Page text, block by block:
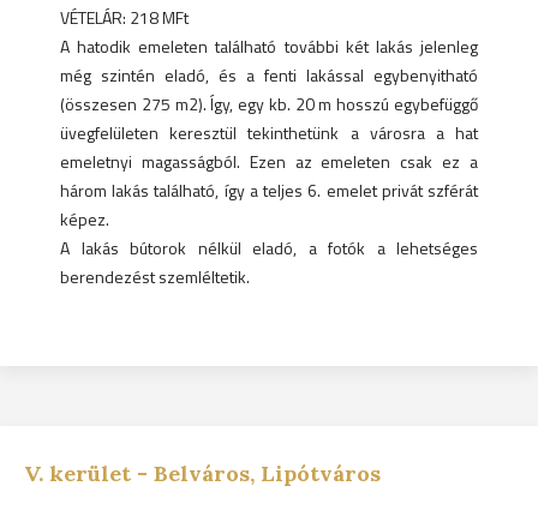
VÉTELÁR: 218 MFt
A hatodik emeleten található további két lakás jelenleg
még szintén eladó, és a fenti lakással egybenyitható
(összesen 275 m2). Így, egy kb. 20 m hosszú egybefüggő
üvegfelületen keresztül tekinthetünk a városra a hat
emeletnyi magasságból. Ezen az emeleten csak ez a
három lakás található, így a teljes 6. emelet privát szférát
képez.
A lakás bútorok nélkül eladó, a fotók a lehetséges
berendezést szemléltetik.
V. kerület - Belváros, Lipótváros